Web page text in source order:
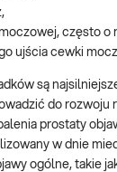
często o
ujścia cewki
są
do rozwoju
prostaty
w dnie
ogólne, takie